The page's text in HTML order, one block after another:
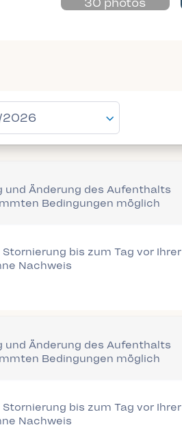
30 photos
und Änderung des Aufenthalts
Bedingungen möglich
bis zum Tag vor Ihrer
Nachweis
und Änderung des Aufenthalts
Bedingungen möglich
bis zum Tag vor Ihrer
Nachweis